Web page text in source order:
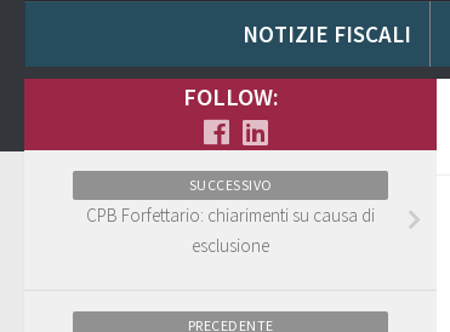
NOTIZIE FISCALI
FOLLOW:
SUCCESSIVO
CPB Forfettario: chiarimenti su causa di
esclusione
PRECEDENTE